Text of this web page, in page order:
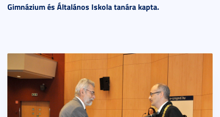
Gimnázium és Általános Iskola tanára kapta.